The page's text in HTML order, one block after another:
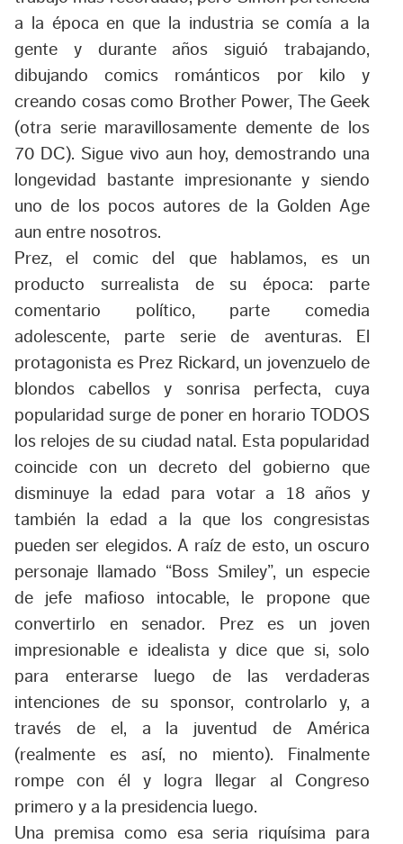
a la época en que la industria se comía a la
gente y durante años siguió trabajando,
dibujando comics románticos por kilo y
creando cosas como Brother Power, The Geek
(otra serie maravillosamente demente de los
70 DC). Sigue vivo aun hoy, demostrando una
longevidad bastante impresionante y siendo
uno de los pocos autores de la Golden Age
aun entre nosotros.
Prez, el comic del que hablamos, es un
producto surrealista de su época: parte
comentario político, parte comedia
adolescente, parte serie de aventuras. El
protagonista es Prez Rickard, un jovenzuelo de
blondos cabellos y sonrisa perfecta, cuya
popularidad surge de poner en horario TODOS
los relojes de su ciudad natal. Esta popularidad
coincide con un decreto del gobierno que
disminuye la edad para votar a 18 años y
también la edad a la que los congresistas
pueden ser elegidos. A raíz de esto, un oscuro
personaje llamado “Boss Smiley”, un especie
de jefe mafioso intocable, le propone que
convertirlo en senador. Prez es un joven
impresionable e idealista y dice que si, solo
para enterarse luego de las verdaderas
intenciones de su sponsor, controlarlo y, a
través de el, a la juventud de América
(realmente es así, no miento). Finalmente
rompe con él y logra llegar al Congreso
primero y a la presidencia luego.
Una premisa como esa seria riquísima para